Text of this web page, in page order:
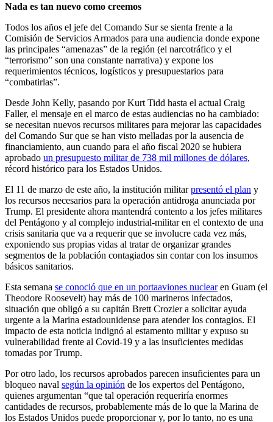
Nada es tan nuevo como creemos
Todos los años el jefe del Comando Sur se sienta frente a la
Comisión de Servicios Armados para una audiencia donde expone
las principales “amenazas” de la región (el narcotráfico y el
“terrorismo” son una constante narrativa) y expone los
requerimientos técnicos, logísticos y presupuestarios para
“combatirlas”.
Desde John Kelly, pasando por Kurt Tidd hasta el actual Craig
Faller, el mensaje en el marco de estas audiencias no ha cambiado:
se necesitan nuevos recursos militares para mejorar las capacidades
del Comando Sur que se han visto melladas por la ausencia de
financiamiento, aun cuando para el año fiscal 2020 se hubiera
aprobado un presupuesto militar de 738 mil millones de dólares,
récord histórico para los Estados Unidos.
El 11 de marzo de este año, la institución militarpresentó el plan y
los recursos necesarios para la operación antidroga anunciada por
Trump. El presidente ahora mantendrá contento a los jefes militares
del Pentágono y al complejo industrial-militar en el contexto de una
crisis sanitaria que va a requerir que se involucre cada vez más,
exponiendo sus propias vidas al tratar de organizar grandes
segmentos de la población contagiados sin contar con los insumos
básicos sanitarios.
Esta semana se conoció que en un portaaviones nuclearen Guam (el
Theodore Roosevelt) hay más de 100 marineros infectados,
situación que obligó a su capitán Brett Crozier a solicitar ayuda
urgente a la Marina estadounidense para atender los contagios. El
impacto de esta noticia indignó al estamento militar y expuso su
vulnerabilidad frente al Covid-19 y a las insuficientes medidas
tomadas por Trump.
Por otro lado, los recursos aprobados parecen insuficientes para un
bloqueo naval según la opinión de los expertos del Pentágono,
quienes argumentan “que tal operación requeriría enormes
cantidades de recursos, probablemente más de lo que la Marina de
los Estados Unidos puede proporcionar y, por lo tanto, no es una